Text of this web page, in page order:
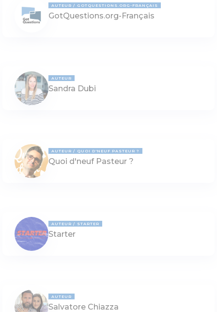
AUTEUR GOTQUESTIONS.ORG-FRANÇAIS
GotQuestions.org-Français
AUTEUR
Sandra Dubi
AUTEUR QUOI D'NEUF PASTEUR ?
Quoi d'neuf Pasteur ?
AUTEUR STARTER
Starter
AUTEUR
Salvatore Chiazza